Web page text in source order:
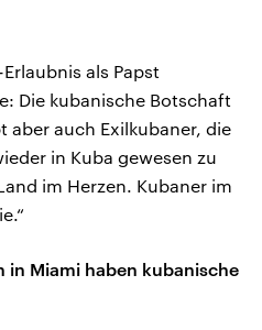
als Papst
Die kubanische Botschaft
aber auch Exilkubaner, die
in Kuba gewesen zu
im Herzen. Kubaner im
in Miami haben kubanische